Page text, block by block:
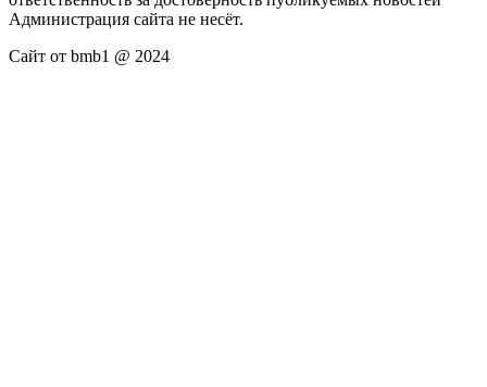
Администрация сайта не несёт.
Сайт от bmb1 @ 2024